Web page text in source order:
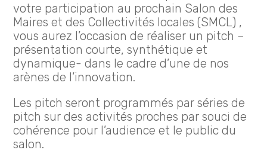
votre participation au prochain Salon des
Maires et des Collectivités locales (SMCL) ,
vous aurez l’occasion de réaliser un pitch –
présentation courte, synthétique et
dynamique- dans le cadre d’une de nos
arènes de l’innovation.
Les pitch seront programmés par séries de
pitch sur des activités proches par souci de
cohérence pour l’audience et le public du
salon.